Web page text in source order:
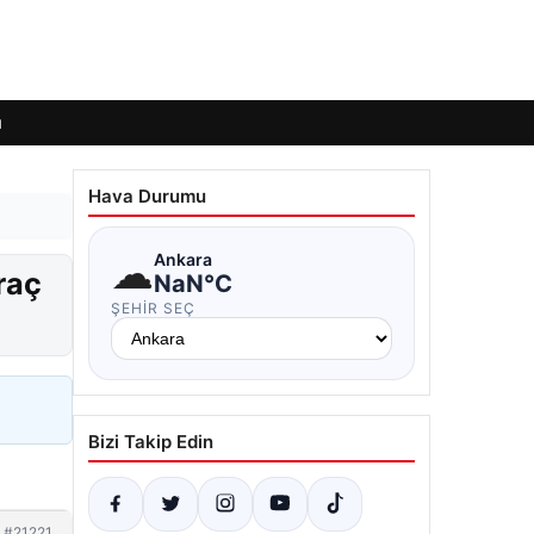
Hava Durumu
☁Ankara
NaN°C
ŞEHIR SEÇ
Bizi Takip Edin